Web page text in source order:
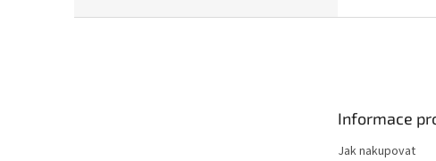
Informace
Jak nakupovat